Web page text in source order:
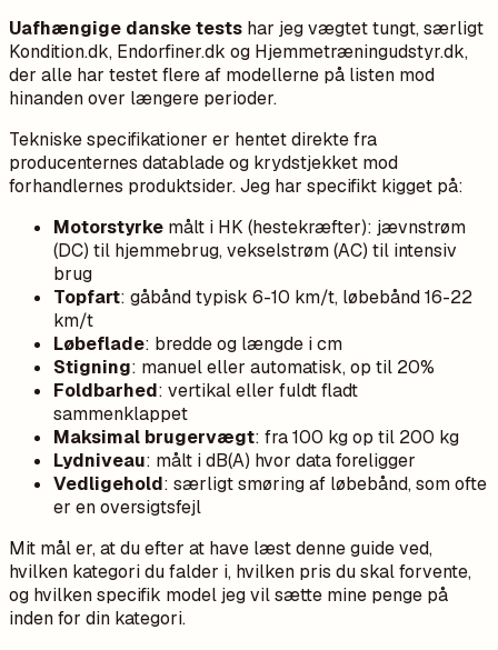
Uafhængige danske tests har jeg vægtet tungt, særligt
Kondition.dk, Endorfiner.dk og Hjemmetræningudstyr.dk,
der alle har testet flere af modellerne på listen mod
hinanden over længere perioder.
Tekniske specifikationer er hentet direkte fra
producenternes datablade og krydstjekket mod
forhandlernes produktsider. Jeg har specifikt kigget på:
Motorstyrke målt i HK (hestekræfter): jævnstrøm
(DC) til hjemmebrug, vekselstrøm (AC) til intensiv
brug
Topfart: gåbånd typisk 6-10 km/t, løbebånd 16-22
km/t
Løbeflade: bredde og længde i cm
Stigning: manuel eller automatisk, op til 20%
Foldbarhed: vertikal eller fuldt fladt
sammenklappet
Maksimal brugervægt: fra 100 kg op til 200 kg
Lydniveau: målt i dB(A) hvor data foreligger
Vedligehold: særligt smøring af løbebånd, som ofte
er en oversigtsfejl
Mit mål er, at du efter at have læst denne guide ved,
hvilken kategori du falder i, hvilken pris du skal forvente,
og hvilken specifik model jeg vil sætte mine penge på
inden for din kategori.